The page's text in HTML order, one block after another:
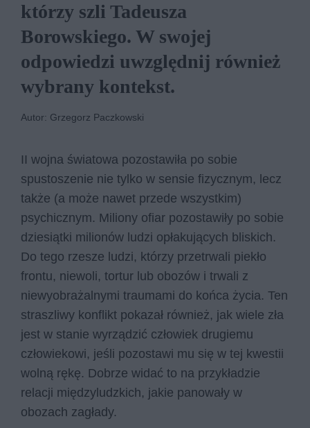
którzy szli Tadeusza
Borowskiego. W swojej
odpowiedzi uwzględnij również
wybrany kontekst.
Autor: Grzegorz Paczkowski
II wojna światowa pozostawiła po sobie
spustoszenie nie tylko w sensie fizycznym, lecz
także (a może nawet przede wszystkim)
psychicznym. Miliony ofiar pozostawiły po sobie
dziesiątki milionów ludzi opłakujących bliskich.
Do tego rzesze ludzi, którzy przetrwali piekło
frontu, niewoli, tortur lub obozów i trwali z
niewyobrażalnymi traumami do końca życia. Ten
straszliwy konflikt pokazał również, jak wiele zła
jest w stanie wyrządzić człowiek drugiemu
człowiekowi, jeśli pozostawi mu się w tej kwestii
wolną rękę. Dobrze widać to na przykładzie
relacji międzyludzkich, jakie panowały w
obozach zagłady.